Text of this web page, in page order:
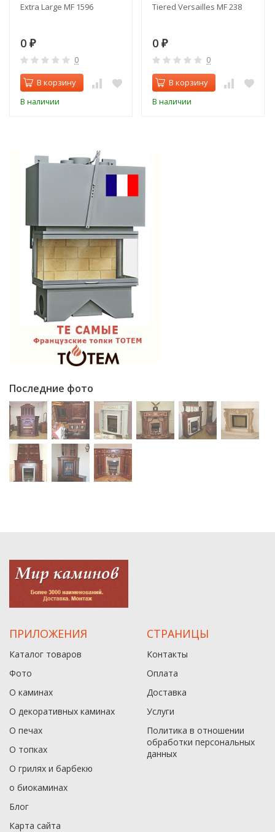
Extra Large MF 1596
0 ₽
0
В корзину
В наличии
Tiered Versailles MF 238
0 ₽
0
В корзину
В наличии
Последние фото
ПРИЛОЖЕНИЯ
Каталог товаров
Фото
О каминах
О декоративных каминах
О печах
О топках
О грилях и барбекю
о биокаминах
Блог
Карта сайта
СТРАНИЦЫ
Контакты
Оплата
Доставка
Услуги
Политика в отношении
обработки персональных
данныx